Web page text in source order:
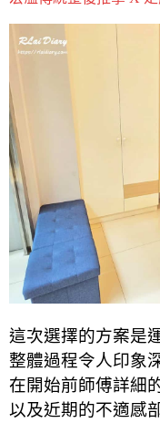
這次選擇的方案是
整體過程令人印象
在開始前師傅詳細
以及近期的不適感